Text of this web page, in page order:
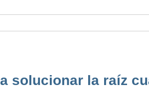
solucionar la raíz